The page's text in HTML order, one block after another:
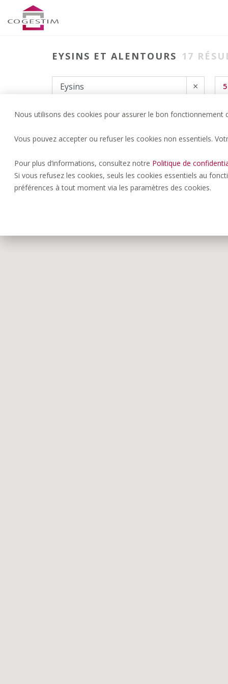
Nous utilisons des cookies pour assurer le bon
Vous pouvez accepter ou refuser les cookies non essentiels.
Pour plus d’informations, consultez notre Politique de
Si vous refusez les cookies, seuls les cookies essentiels au
préférences à tout moment via les paramètres des cookies.
EYSINS ET ALENTOURS 17
×